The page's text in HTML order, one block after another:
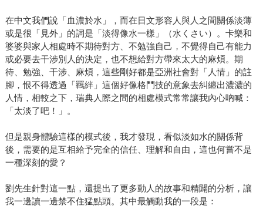
在中文我們說「血濃於水」，而在日文形容人與人之間關係淡薄
或是很「見外」的詞是「淡得像水一樣」（水くさい）。卡樂和
婆婆與家人相處時不期待對方、不勉強自己，不覺得自己有能力
或必要去干涉別人的決定，也不想給對方帶來太大的麻煩。期
待、勉強、干涉、麻煩，這些剛好都是亞洲社會對「人情」的註
腳，恨不得透過「羈絆」這個好像格鬥技的意象去糾纏出濃濃的
人情，相較之下，瑞典人際之間的相處模式常常讓我內心吶喊：
「太淡了吧！」。
但是親身體驗這樣的模式後，我才發現，看似淡如水的關係背
後，需要的是互相給予完全的信任、理解和自由，這也何嘗不是
一種深刻的愛？
劉先生針對這一點，還提出了更多動人的故事和精闢的分析，讓
我一邊讀一邊禁不住猛點頭。其中最觸動我的一段是：